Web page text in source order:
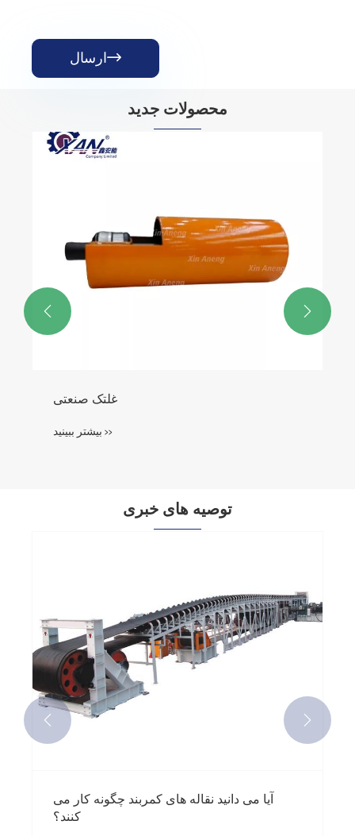
ارسال
محصولات جدید
غلتک صنعتی
بیشتر ببینید >>
 
توصیه های خبری
آیا می دانید نقاله های کمربند چگونه کار می
کنند؟
 